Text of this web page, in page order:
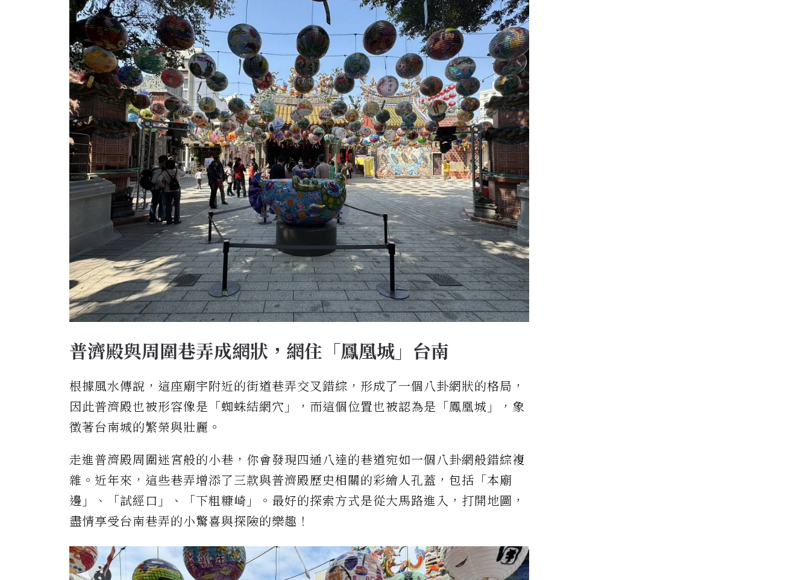
普濟殿與周圍巷弄成網狀，網住「鳳凰城」台南
根據風水傳說，這座廟宇附近的街道巷弄交叉錯綜，形成了一個八卦網狀的格局，
因此普濟殿也被形容像是「蜘蛛結網穴」，而這個位置也被認為是「鳳凰城」，象
徵著台南城的繁榮與壯麗。
走進普濟殿周圍迷宮般的小巷，你會發現四通八達的巷道宛如一個八卦網般錯綜複
雜。近年來，這些巷弄增添了三款與普濟殿歷史相關的彩繪人孔蓋，包括「本廟
邊」、「試經口」、「下粗糠崎」。最好的探索方式是從大馬路進入，打開地圖，
盡情享受台南巷弄的小驚喜與探險的樂趣！